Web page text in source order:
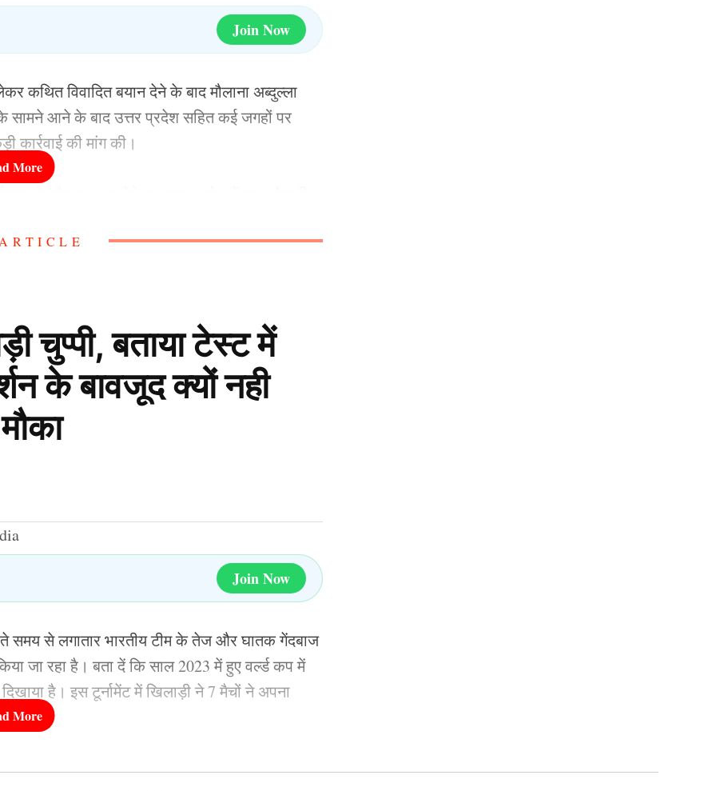
Join Now
कथित विवादित बयान देने के बाद मौलाना अब्दुल्ला
सामने आने के बाद उत्तर प्रदेश सहित कई जगहों पर
कार्रवाई की मांग की।
वायरल होते ही विवाद बढ़ गया।
के खिलाफ शिकायतें दर्ज कराई गईं। कुछ स्थानों पर
संगठनों और राजनीतिक कार्यकर्ताओं ने सख्त
करने की मांग की जा रही है।
देखने को मिला। लखनऊ में कुछ संगठनों और छात्र
दी कि अगर कार्रवाई नहीं हुई तो आंदोलन और तेज
की और इसे समाज में वैमनस्य फैलाने वाला बताया।
चुप्पी, बताया टेस्ट में
के बावजूद क्यों नही
Join Now
समय से लगातार भारतीय टीम के तेज और घातक गेंदबाज
जा रहा है। बता दें कि साल 2023 में हुए वर्ल्ड कप में
है। इस टूर्नामेंट में खिलाड़ी ने 7 मैचों ने अपना
इस बेहतरीन प्रदर्शन के कारण फैंस का मानना था